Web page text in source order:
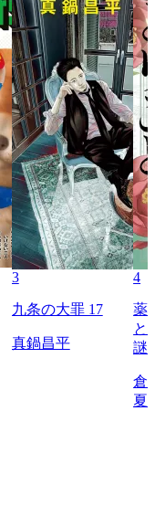
3
九条の大罪 17
真鍋昌平
4
薬
と
謎
倉
夏